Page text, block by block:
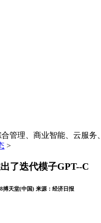
管理、商业智能、云服务
>
了迭代模子GPT--C
搏天堂(中国) 来源： 经济日报